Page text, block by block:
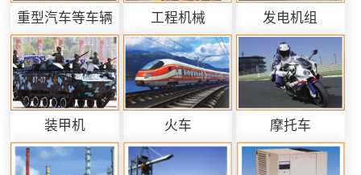
重型汽车等车辆 工程机械 发电机组
装甲机 火车 摩托车